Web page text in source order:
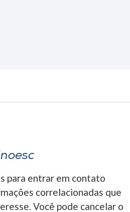
para entrar em contato
correlacionadas que
Você pode cancelar o